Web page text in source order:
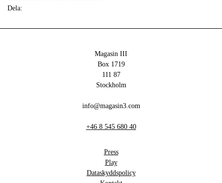
Dela:
Magasin III
Box 1719
111 87
Stockholm
info@magasin3.com
+46 8 545 680 40
Press
Play
Dataskyddspolicy